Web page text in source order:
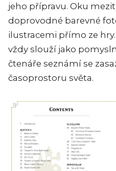
jeho přípravu. Oku
doprovodné barevné
ilustracemi přímo ze
vždy slouží jako
čtenáře seznámí se
časoprostoru světa.